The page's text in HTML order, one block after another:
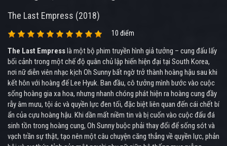
The Last Empress (2018)
10 điểm
The Last Empress là một bộ phim truyền hình giả tưởng – cung đấu lấy
bối cảnh trong một chế độ quân chủ lập hiến hiện đại tại South Korea,
nơi nữ diễn viên nhạc kịch Oh Sunny bất ngờ trở thành hoàng hậu sau khi
kết hôn với hoàng đế Lee Hyuk. Ban đầu, cô tưởng mình bước vào cuộc
sống hoàng gia xa hoa, nhưng nhanh chóng phát hiện ra hoàng cung đầy
rẫy âm mưu, tội ác và quyền lực đen tối, đặc biệt liên quan đến cái chết bí
ẩn của cựu hoàng hậu. Khi dần mất niềm tin và bị cuốn vào cuộc đấu đá
sinh tồn trong hoàng cung, Oh Sunny buộc phải thay đổi để sống sót và
vạch trần sự thật, tạo nên một câu chuyện căng thẳng về quyền lực, phản